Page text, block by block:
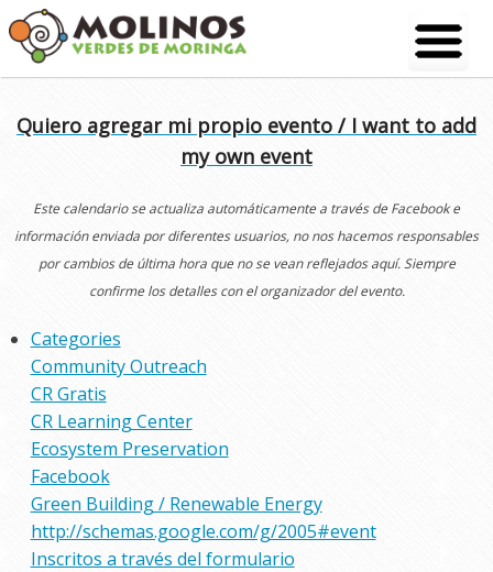
Skip
to
content
Quiero agregar mi propio evento / I want to add
my own event
Este calendario se actualiza automáticamente a través de Facebook e
información enviada por diferentes usuarios, no nos hacemos responsables
por cambios de última hora que no se vean reflejados aquí. Siempre
confirme los detalles con el organizador del evento.
Categories
Community Outreach
CR Gratis
CR Learning Center
Ecosystem Preservation
Facebook
Green Building / Renewable Energy
http://schemas.google.com/g/2005#event
Inscritos a través del formulario